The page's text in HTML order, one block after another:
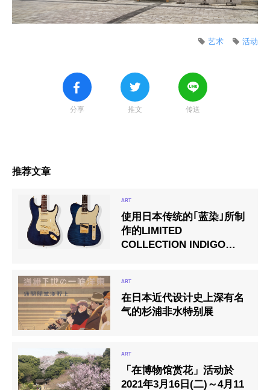
活动
艺术
分享 推文 传送
推荐文章
使用日本传统的｢蓝染｣所制
作的LIMITED
COLLECTION INDIGO
在日本近代设计史上深有名
气的杉浦非水特别展
「在博物馆赏花」活动於
2021年3月16日(二)～4月11